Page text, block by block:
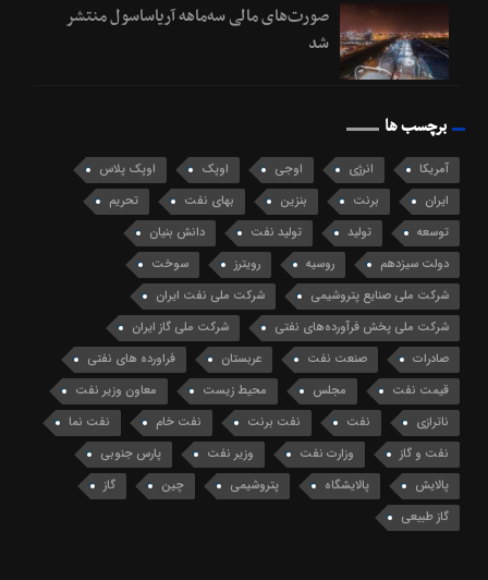
صورت‌های مالی سه‌ماهه آریاساسول منتشر
شد
برچسب ها
آمریکا انرژی اوجی اوپک
اوپک پلاس
ایران
برنت بنزین بهای نفت
تحریم
توسعه
تولید تولید نفت
دانش بنیان
دولت سیزدهم
روسیه رویترز
سوخت
شرکت ملی صنایع پتروشیمی
شرکت ملی نفت ایران
شرکت ملی پخش فرآورده‌های نفتی
شرکت ملی گاز ایران
صادرات
صنعت نفت عربستان
فراورده های نفتی
قیمت نفت
مجلس محیط زیست
معاون وزیر نفت
ناترازی
نفت نفت برنت نفت خام
نفت نما
نفت و گاز
وزارت نفت وزیر نفت
پارس جنوبی
پالایش
پالایشگاه پتروشیمی چین
گاز
گاز طبیعی